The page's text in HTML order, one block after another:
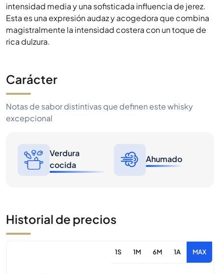
intensidad media y una sofisticada influencia de jerez.
Esta es una expresión audaz y acogedora que combina
magistralmente la intensidad costera con un toque de
rica dulzura.
Carácter
Notas de sabor distintivas que definen este whisky
excepcional
Verdura
cocida
Ahumado
Historial de precios
1S 1M 6M 1A MAX